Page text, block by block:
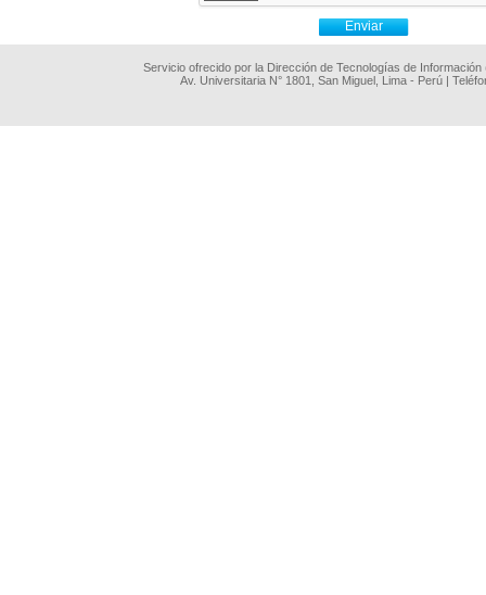
Servicio ofrecido por la Dirección de Tecnologías de
Av. Universitaria N° 1801, San Miguel, Lima - Perú |